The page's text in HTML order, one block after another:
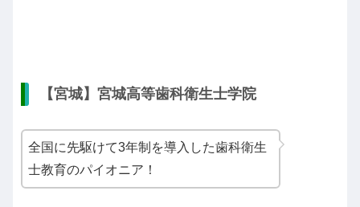
【宮城】宮城高等歯科衛生士学院
全国に先駆けて3年制を導入した歯科衛生
士教育のパイオニア！